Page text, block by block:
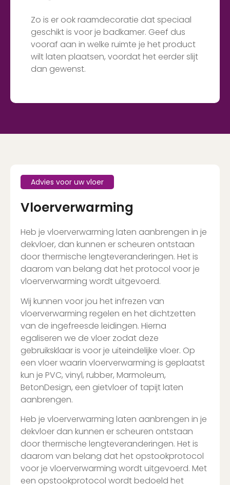
Zo is er ook raamdecoratie dat speciaal
geschikt is voor je badkamer. Geef dus
vooraf aan in welke ruimte je het product
wilt laten plaatsen, voordat het eerder slijt
dan gewenst.
Advies voor uw vloer
Vloerverwarming
Heb je vloerverwarming laten aanbrengen in je
dekvloer, dan kunnen er scheuren ontstaan
door thermische lengteveranderingen. Het is
daarom van belang dat het protocol voor je
vloerverwarming wordt uitgevoerd.
Wij kunnen voor jou het infrezen van
vloerverwarming regelen en het dichtzetten
van de ingefreesde leidingen. Hierna
egaliseren we de vloer zodat deze
gebruiksklaar is voor je uiteindelijke vloer. Op
een vloer waarin vloerverwarming is geplaatst
kun je PVC, vinyl, rubber, Marmoleum,
BetonDesign, een gietvloer of tapijt laten
aanbrengen.
Heb je vloerverwarming laten aanbrengen in je
dekvloer dan kunnen er scheuren ontstaan
door thermische lengteveranderingen. Het is
daarom van belang dat het opstookprotocol
voor je vloerverwarming wordt uitgevoerd. Met
een opstookprotocol wordt bedoeld het